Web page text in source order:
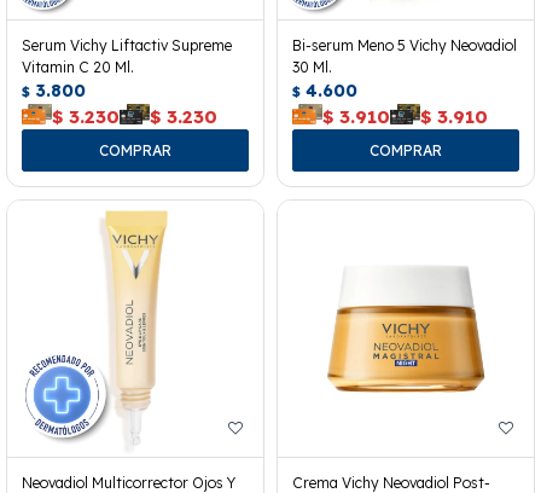
Serum Vichy Liftactiv Supreme
Vitamin C 20 Ml.
$ 3.800
$ 3.230 $ 3.230
Bi-serum Meno 5 Vichy Neovadiol
30 Ml.
$ 4.600
$ 3.910 $ 3.910
Neovadiol Multicorrector Ojos Y
Crema Vichy Neovadiol Post-